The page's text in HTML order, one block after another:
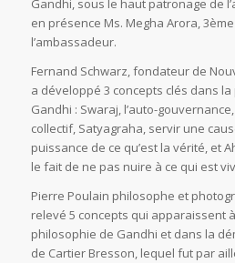
Gandhi, sous le haut patronage de
en présence Ms. Megha Arora,
l’ambassadeur.
Fernand Schwarz, fondateur de
a développé 3 concepts clés dans
Gandhi : Swaraj, l’auto-
collectif, Satyagraha, servir une
puissance de ce qu’est la vérité, et
le fait de ne pas nuire à ce qui est
Pierre Poulain philosophe et
relevé 5 concepts qui apparaissent
philosophie de Gandhi et dans la
de Cartier Bresson, lequel fut par